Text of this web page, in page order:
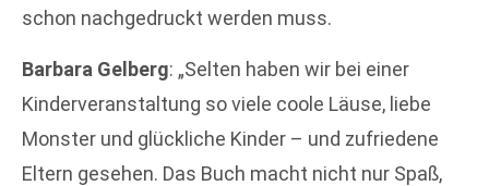
schon nachgedruckt werden muss.
Barbara Gelberg: „Selten haben wir bei einer
Kinderveranstaltung so viele coole Läuse, liebe
Monster und glückliche Kinder – und zufriedene
Eltern gesehen. Das Buch macht nicht nur Spaß,